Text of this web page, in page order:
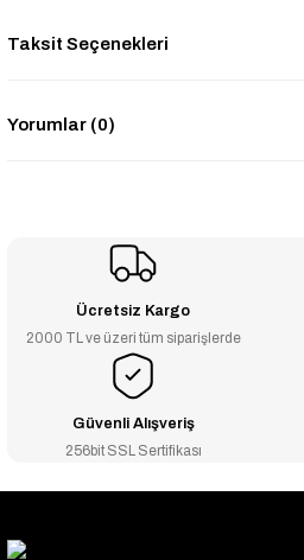
Taksit Seçenekleri
Yorumlar (0)
Ücretsiz Kargo
2000 TL ve üzeri tüm siparişlerde
Güvenli Alışveriş
256bit SSL Sertifikası